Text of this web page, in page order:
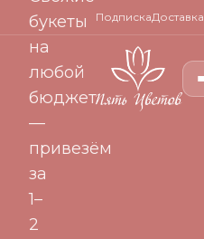
ПодпискаДоставка
букеты
на
любой
бюджет
—
привезём
за
1–
2